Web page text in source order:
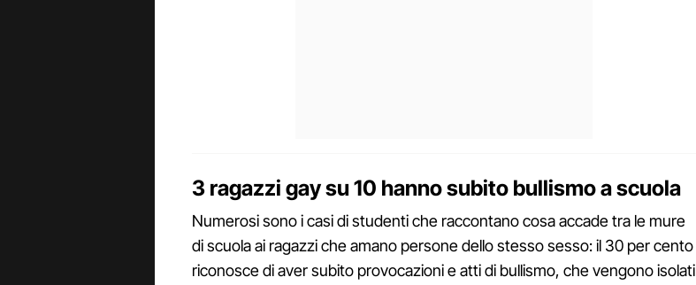
3 ragazzi gay su 10 hanno subito bullismo a scuola
Numerosi sono i casi di studenti che raccontano cosa accade tra le mure
di scuola ai ragazzi che amano persone dello stesso sesso: il 30 per cento
riconosce di aver subito provocazioni e atti di bullismo, che vengono isolati